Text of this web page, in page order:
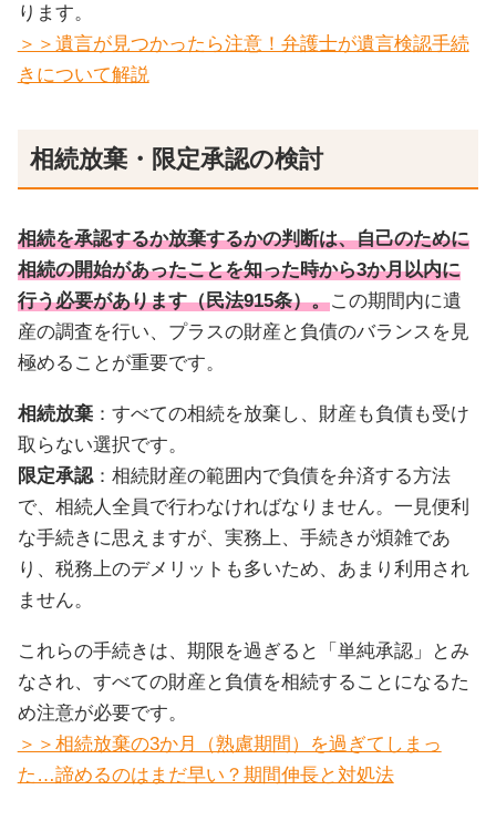
ります。
＞＞遺言が見つかったら注意！弁護士が遺言検認手続
きについて解説
相続放棄・限定承認の検討
相続を承認するか放棄するかの判断は、自己のために
相続の開始があったことを知った時から3か月以内に
行う必要があります（民法915条）。この期間内に遺
産の調査を行い、プラスの財産と負債のバランスを見
極めることが重要です。
相続放棄：すべての相続を放棄し、財産も負債も受け
取らない選択です。
限定承認：相続財産の範囲内で負債を弁済する方法
で、相続人全員で行わなければなりません。一見便利
な手続きに思えますが、実務上、手続きが煩雑であ
り、税務上のデメリットも多いため、あまり利用され
ません。
これらの手続きは、期限を過ぎると「単純承認」とみ
なされ、すべての財産と負債を相続することになるた
め注意が必要です。
＞＞相続放棄の3か月（熟慮期間）を過ぎてしまっ
た…諦めるのはまだ早い？期間伸長と対処法